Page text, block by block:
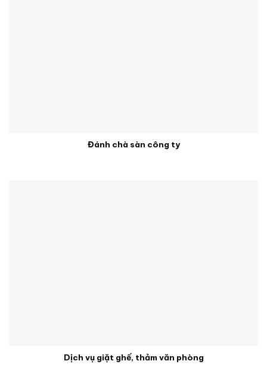
Đánh chà sàn công ty
Dịch vụ giặt ghế, thảm văn phòng